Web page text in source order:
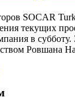
SOCAR
текущих
в
Ровшана